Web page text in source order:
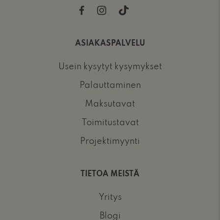
ASIAKASPALVELU
Usein kysytyt kysymykset
Palauttaminen
Maksutavat
Toimitustavat
Projektimyynti
TIETOA MEISTÄ
Yritys
Blogi